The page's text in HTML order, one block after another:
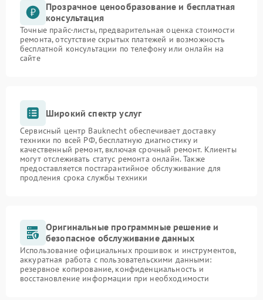
Прозрачное ценообразование и бесплатная
консультация
Точные прайс-листы, предварительная оценка стоимости
ремонта, отсутствие скрытых платежей и возможность
бесплатной консультации по телефону или онлайн на
сайте
Широкий спектр услуг
Сервисный центр Bauknecht обеспечивает доставку
техники по всей РФ, бесплатную диагностику и
качественный ремонт, включая срочный ремонт. Клиенты
могут отслеживать статус ремонта онлайн. Также
предоставляется постгарантийное обслуживание для
продления срока службы техники
Оригинальные программные решение и
безопасное обслуживание данных
Использование официальных прошивок и инструментов,
аккуратная работа с пользовательскими данными:
резервное копирование, конфиденциальность и
восстановление информации при необходимости